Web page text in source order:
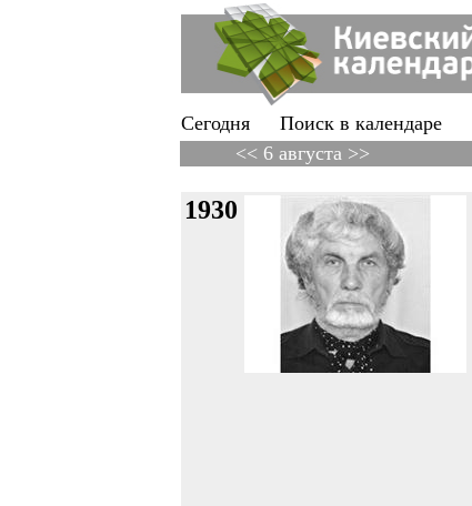
Сегодня Поиск в календаре
<< 6 августа >>
1930